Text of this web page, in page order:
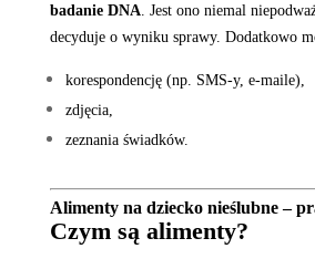
badanie DNA . Jest ono niemal
decyduje o wyniku sprawy. Dodatkowo
korespondencję (np. SMS-y, e-maile),
zdjęcia,
zeznania świadków.
Alimenty na dziecko nieślubne –
Czym są alimenty?